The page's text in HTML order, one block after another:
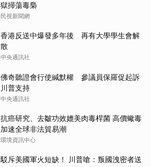
獄掃蕩毒梟
民視新聞網
香港反送中爆發多年後 再有大學學生會解
散
中央通訊社
佛奇聽證會行使緘默權 參議員保羅促起訴
川普支持
中央通訊社
抗癌研究、去皺功效媲美肉毒桿菌 高價蠍毒
加速全球非法貿易潮
環境資訊中心
駁斥美國軍火短缺！ 川普嗆：叛國洩密者送